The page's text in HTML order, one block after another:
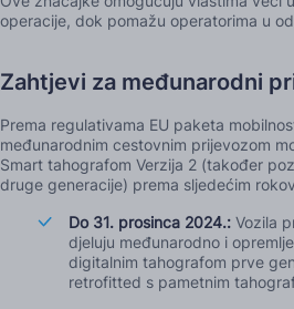
operacije, dok pomažu operatorima u
Zahtjevi za međunarodni
Prema regulativama EU paketa
međunarodnim cestovnim prijevozom
Smart tahografom Verzija 2 (također
druge generacije) prema sljedećim
Do 31. prosinca 2024.: Vozila
djeluju međunarodno i
digitalnim tahografom prve
retrofitted s pametnim